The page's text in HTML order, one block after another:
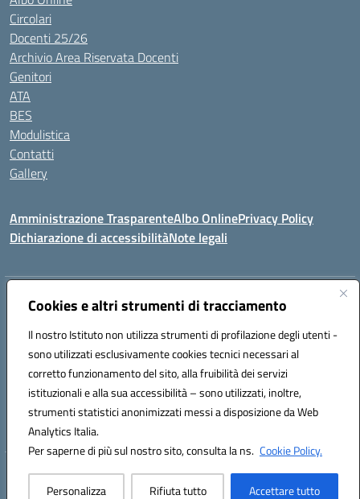
Cookies e altri strumenti di tracciamento
Il nostro Istituto non utilizza strumenti di profilazione degli utenti -
sono utilizzati esclusivamente cookies tecnici necessari al
corretto funzionamento del sito, alla fruibilità dei servizi
istituzionali e alla sua accessibilità – sono utilizzati, inoltre,
strumenti statistici anonimizzati messi a disposizione da Web
Analytics Italia.
Per saperne di più sul nostro sito, consulta la ns. Cookie Policy.
Personalizza Rifiuta tutto Accettare tutto
Circolari
Docenti 25/26
Archivio Area Riservata Docenti
Genitori
ATA
BES
Modulistica
Contatti
Gallery
Amministrazione TrasparenteAlbo OnlinePrivacy Policy
Dichiarazione di accessibilitàNote legali
Indirizzo:Via Coniugi Crigna – Cap. 89861 – Tropea (VV)
Posta elettronica certificata (PEC):vvic82200d@pec.istruzione.it
Codice fiscale: 96012410799
Codice meccanografico:VVIC82200D
Codice Indice delle Pubbliche Amministrazioni (IPA): istsc_vvic82200d
Codice unico di fatturazione (CUF): UFUKAE
Hosting & Powered by 3D Solution S.r.l.
Concept & Design by Designers Italia